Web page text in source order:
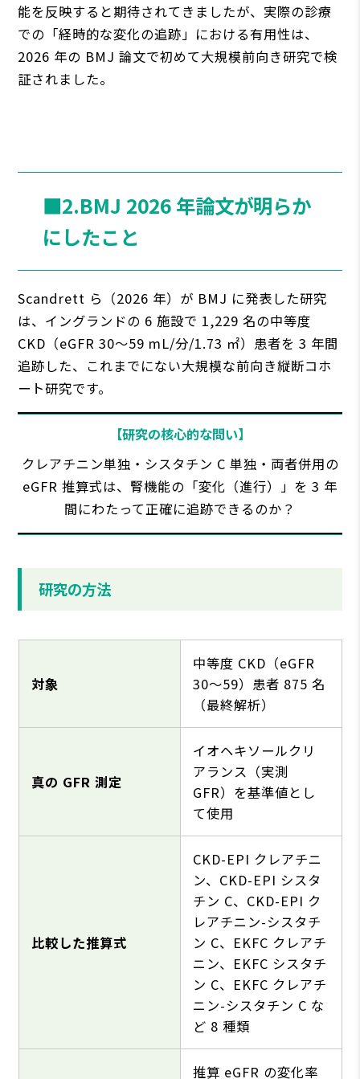
能を反映すると期待されてきましたが、実際の診療
での「経時的な変化の追跡」における有⽤性は、
2026 年の BMJ 論⽂で初めて⼤規模前向き研究で検
証されました。
■2.BMJ 2026 年論⽂が明らか
にしたこと
Scandrett ら（2026 年）が BMJ に発表した研究
は、イングランドの 6 施設で 1,229 名の中等度
CKD（eGFR 30〜59 mL/分/1.73 ㎡）患者を 3 年間
追跡した、これまでにない⼤規模な前向き縦断コホ
ート研究です。
【研究の核⼼的な問い】
クレアチニン単独・シスタチン C 単独・両者併⽤の
eGFR 推算式は、腎機能の「変化（進⾏）」を 3 年
間にわたって正確に追跡できるのか？
研究の⽅法
対象
中等度 CKD（eGFR
30〜59）患者 875 名
（最終解析）
真の GFR 測定
イオヘキソールクリ
アランス（実測
GFR）を基準値とし
て使⽤
⽐較した推算式
CKD-EPI クレアチニ
ン、CKD-EPI シスタ
チン C、CKD-EPI ク
レアチニン-シスタチ
ン C、EKFC クレアチ
ニン、EKFC シスタチ
ン C、EKFC クレアチ
ニン-シスタチン C な
ど 8 種類
推算 eGFR の変化率